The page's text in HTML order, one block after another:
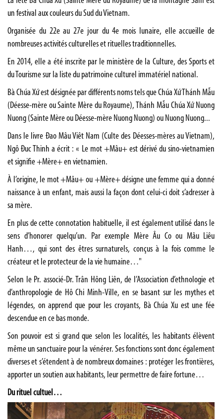
un festival aux couleurs du Sud du Vietnam.
Organisée du 22e au 27e jour du 4e mois lunaire, elle accueille de
nombreuses activités culturelles et rituelles traditionnelles.
En 2014, elle a été inscrite par le ministère de la Culture, des Sports et
du Tourisme sur la liste du patrimoine culturel immatériel national.
Bà Chúa Xứ est désignée par différents noms tels que Chúa Xứ Thánh Mẫu
(Déesse-mère ou Sainte Mère du Royaume), Thánh Mẫu Chúa Xứ Nuong
Nuong (Sainte Mère ou Déesse-mère Nuong Nuong) ou Nuong Nuong...
Dans le livre Ðao Mâu Viêt Nam (Culte des Déesses-mères au Vietnam),
Ngô Ðuc Thinh a écrit : « Le mot +Mâu+ est dérivé du sino-vietnamien
et signifie +Mère+ en vietnamien.
À l’origine, le mot +Mâu+ ou +Mère+ désigne une femme qui a donné
naissance à un enfant, mais aussi la façon dont celui-ci doit s’adresser à
sa mère.
En plus de cette connotation habituelle, il est également utilisé dans le
sens d’honorer quelqu’un. Par exemple Mère Âu Co ou Mâu Liêu
Hanh…, qui sont des êtres surnaturels, conçus à la fois comme le
créateur et le protecteur de la vie humaine…"
Selon le Pr. associé-Dr. Trân Hông Liên, de l’Association d’ethnologie et
d’anthropologie de Hô Chi Minh-Ville, en se basant sur les mythes et
légendes, on apprend que pour les croyants, Bà Chúa Xu est une fée
descendue en ce bas monde.
Son pouvoir est si grand que selon les localités, les habitants élèvent
même un sanctuaire pour la vénérer. Ses fonctions sont donc également
diverses et s’étendent à de nombreux domaines : protéger les frontières,
apporter un soutien aux habitants, leur permettre de faire fortune…
Du rituel cultuel…